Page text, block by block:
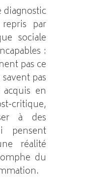
diagnostic
par
sociale
:
pas ce
pas
en
critique,
à des
réalité
du